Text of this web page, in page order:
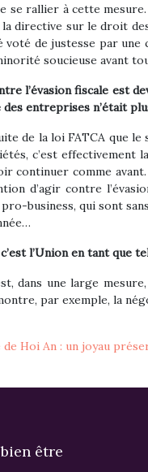
se rallier à cette
directive sur le droit
voté de justesse par une
soucieuse avant
l’évasion fiscale est
des entreprises n’était
de la loi FATCA que
c’est effectivement
continuer comme
d’agir contre
business, qui sont
l’Union en tant que
dans une large
par exemple, la
de Hoi An : un joyau
être